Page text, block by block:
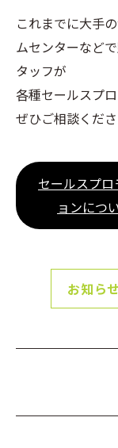
これまでに大手
ムセンターなど
タッフが
各種セールスプ
ぜひご相談くださ
セールスプロ
ョンにつ
お知ら